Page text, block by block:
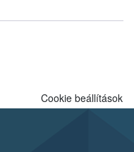
a szlovák
Cookie beállítások